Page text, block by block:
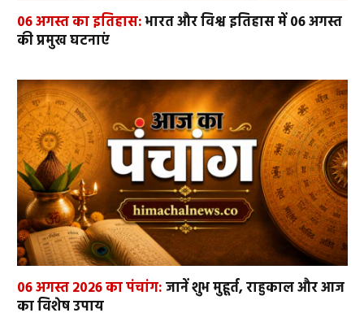
06 अगस्त का इतिहास:भारत और विश्व इतिहास में 06 अगस्त
की प्रमुख घटनाएं
06 अगस्त 2026 का पंचांग:जानें शुभ मुहूर्त, राहुकाल और आज
का विशेष उपाय